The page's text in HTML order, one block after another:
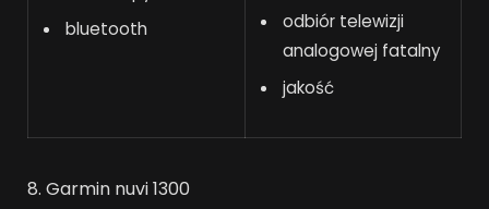
bluetooth
odbiór telewizji
analogowej fatalny
jakość
8. Garmin nuvi 1300